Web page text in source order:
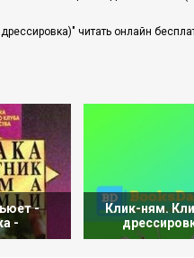
читать онлайн
-
-
Клик-ням.